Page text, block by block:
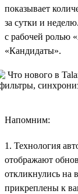
показывает
за сутки и
с рабочей ролью
«Кандидаты».
Напомним:
1. Технология
отображают
откликнулись на
прикреплены к